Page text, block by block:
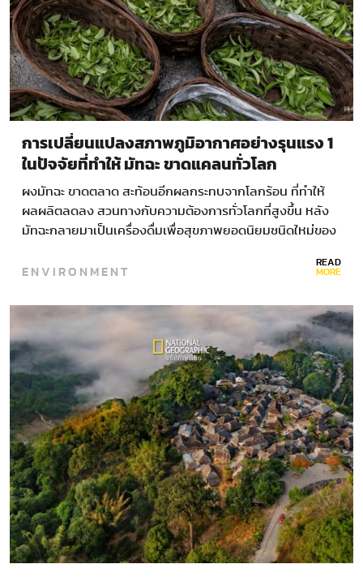
การเปลี่ยนแปลงสภาพภูมิอากาศอย่างรุนแรง 1
ในปัจจัยที่ทำให้ มัทฉะ ขาดแคลนทั่วโลก
ผงมัทฉะ ขาดตลาด สะท้อนอีกผลกระทบจากโลกร้อน ที่ทำให้
ผลผลิตลดลง สวนทางกับความต้องการทั่วโลกที่สูงขึ้น หลัง
มัทฉะกลายมาเป็นเครื่องดื่มเพื่อสุขภาพยอดนิยมชนิดใหม่ของ
ผลกระทบจากภาวะโลกร้อน…
ENVIRONMENT READ
MORE